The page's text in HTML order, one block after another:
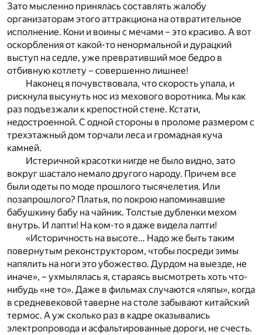
Зато мысленно принялась составлять жалобу
организаторам этого аттракциона на отвратительное
исполнение. Кони и воины с мечами – это красиво. А вот
оскорбления от какой-то ненормальной и дурацкий
выступ на седле, уже превративший мое бедро в
отбивную котлету – совершенно лишнее!
Наконец я почувствовала, что скорость упала, и
рискнула высунуть нос из мехового воротника. Мы как
раз подъезжали к крепостной стене. Кстати,
недостроенной. С одной стороны в проломе размером с
трехэтажный дом торчали леса и громадная куча
камней.
Истеричной красотки нигде не было видно, зато
вокруг шастало немало другого народу. Причем все
были одеты по моде прошлого тысячелетия. Или
позапрошлого? Платья, по покрою напоминавшие
бабушкину бабу на чайник. Толстые дубленки мехом
внутрь. И лапти! На ком-то я даже видела лапти!
«Историчность на высоте… Надо же быть таким
повернутым реконструктором, чтобы посреди зимы
напялить на ноги это убожество. Дурдом на выезде, не
иначе», – ухмылялась я, стараясь высмотреть хоть что-
нибудь «не то». Даже в фильмах случаются «ляпы», когда
в средневековой таверне на столе забывают китайский
термос. А уж сколько раз в кадре оказывались
электропровода и асфальтированные дороги, не счесть.